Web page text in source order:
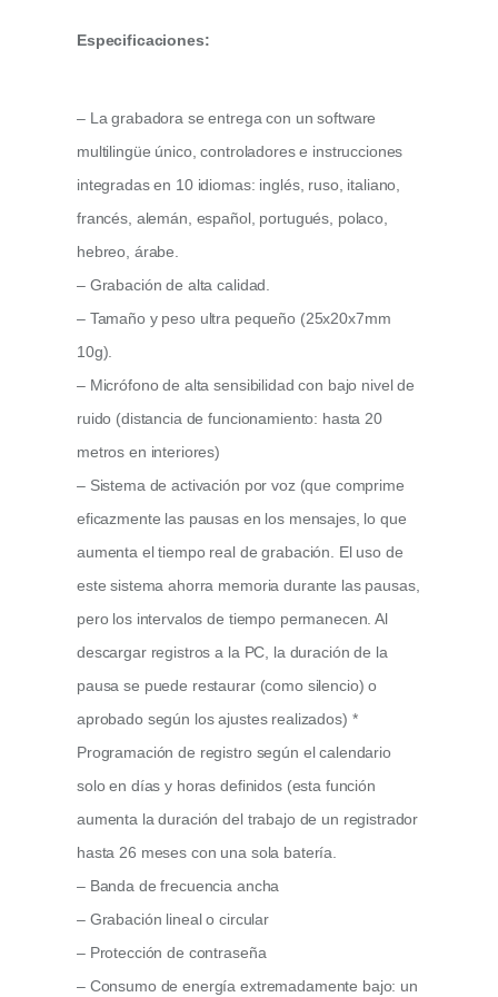
Especificaciones:
– La grabadora se entrega con un software
multilingüe único, controladores e instrucciones
integradas en 10 idiomas: inglés, ruso, italiano,
francés, alemán, español, portugués, polaco,
hebreo, árabe.
– Grabación de alta calidad.
– Tamaño y peso ultra pequeño (25x20x7mm
10g).
– Micrófono de alta sensibilidad con bajo nivel de
ruido (distancia de funcionamiento: hasta 20
metros en interiores)
– Sistema de activación por voz (que comprime
eficazmente las pausas en los mensajes, lo que
aumenta el tiempo real de grabación. El uso de
este sistema ahorra memoria durante las pausas,
pero los intervalos de tiempo permanecen. Al
descargar registros a la PC, la duración de la
pausa se puede restaurar (como silencio) o
aprobado según los ajustes realizados) *
Programación de registro según el calendario
solo en días y horas definidos (esta función
aumenta la duración del trabajo de un registrador
hasta 26 meses con una sola batería.
– Banda de frecuencia ancha
– Grabación lineal o circular
– Protección de contraseña
– Consumo de energía extremadamente bajo: un